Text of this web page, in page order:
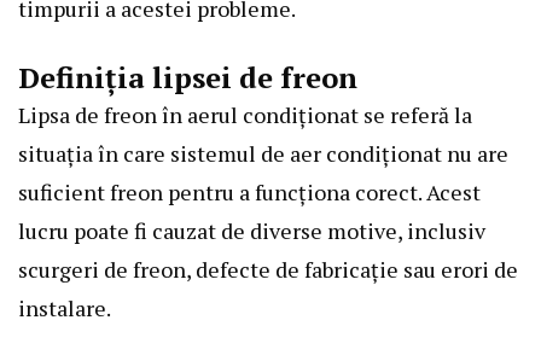
timpurii a acestei probleme.
Definiția lipsei de freon
Lipsa de freon în aerul condiționat se referă la
situația în care sistemul de aer condiționat nu are
suficient freon pentru a funcționa corect. Acest
lucru poate fi cauzat de diverse motive, inclusiv
scurgeri de freon, defecte de fabricație sau erori de
instalare.